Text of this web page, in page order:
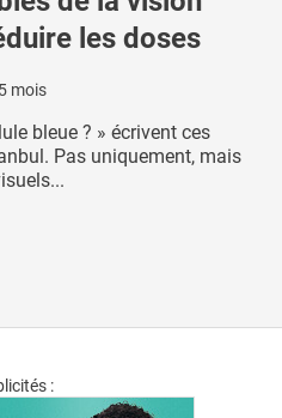
les doses
mois
bleue ? » écrivent ces
Pas uniquement, mais
: